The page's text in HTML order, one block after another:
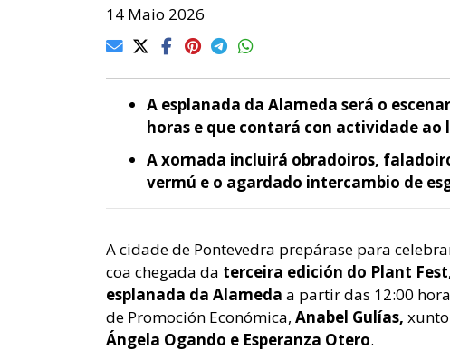
14 Maio 2026
A esplanada da Alameda será o
horas e que contará con actividade ao
A xornada incluirá obradoiros,
vermú e o agardado intercambio de
A cidade de Pontevedra prepárase para
coa chegada da terceira edición do Plant
esplanada da Alameda a partir das 12:00
de Promoción Económica, Anabel Gulías,
Ángela Ogando e Esperanza Otero.